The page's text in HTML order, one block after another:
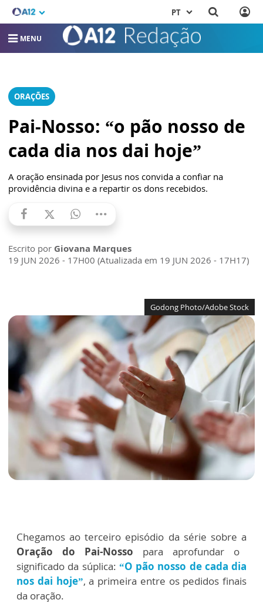
PT
MENU
ORAÇÕES
Pai-Nosso: “o pão nosso de
cada dia nos dai hoje”
A oração ensinada por Jesus nos convida a confiar na
providência divina e a repartir os dons recebidos.
Escrito por Giovana Marques
19 JUN 2026 - 17H00 (Atualizada em 19 JUN 2026 - 17H17)
Godong Photo/Adobe Stock
Chegamos ao terceiro episódio da série sobre a
Oração do Pai-Nosso para aprofundar o
significado da súplica: “O pão nosso de cada dia
nos dai hoje”, a primeira entre os pedidos finais
da oração.